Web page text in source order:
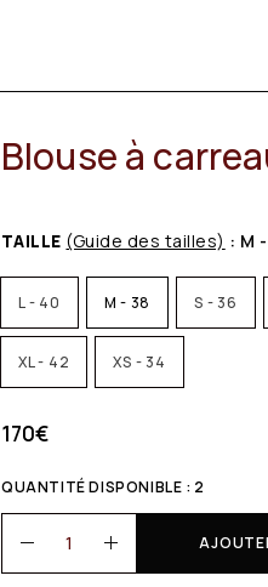
Blouse à
TAILLE (Guide des tailles) : M
L - 40 M - 38 S - 36
XL - 42 XS - 34
170€
QUANTITÉ DISPONIBLE : 2